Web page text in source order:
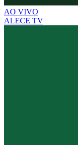
AO VIVO
ALECE TV